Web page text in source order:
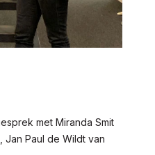
met Miranda Smit
Jan Paul de Wildt van